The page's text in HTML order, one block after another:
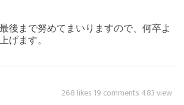
後まで努めてまいりますので、何卒よ
げます。
268 likes 19 comments 483 view